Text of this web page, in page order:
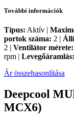
További információk
Típus: Aktív |
portok száma: 2 |
2 | Ventilátor mérete:
rpm | Levegőáramlás:
Ár összehasonlítása
Deepcool
MCX6)